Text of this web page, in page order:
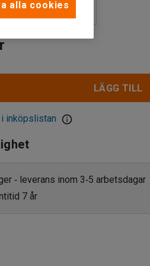
LÄGG TILL
inköpslistan
‑ leverans inom 3‑5 arbetsdagar
7 år
alla cookies